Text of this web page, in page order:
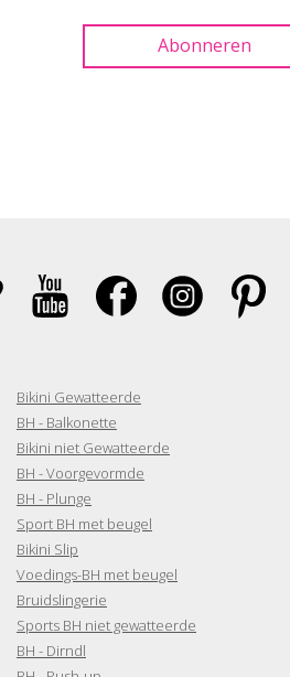
Bikini Gewatteerde
BH - Balkonette
Bikini niet Gewatteerde
BH - Voorgevormde
BH - Plunge
Sport BH met beugel
Bikini Slip
Voedings-BH met beugel
Bruidslingerie
Sports BH niet gewatteerde
BH - Dirndl